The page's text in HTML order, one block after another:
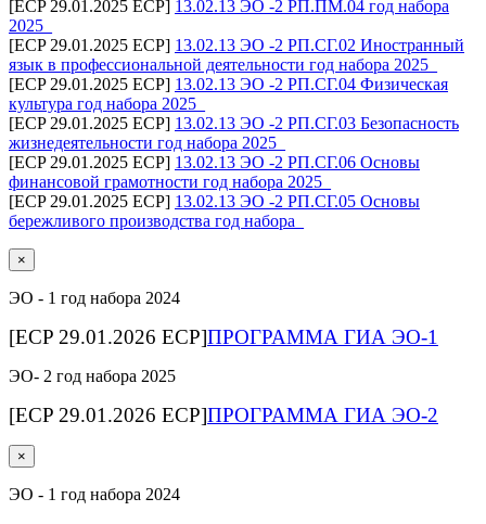
[ECP 29.01.2025 ECP] 13.02.13 ЭО -2 РП.ПМ.04 год набора
2025_
[ECP 29.01.2025 ECP] 13.02.13 ЭО -2 РП.СГ.02 Иностранный
язык в профессиональной деятельности год набора 2025_
[ECP 29.01.2025 ECP] 13.02.13 ЭО -2 РП.СГ.04 Физическая
культура год набора 2025_
[ECP 29.01.2025 ECP] 13.02.13 ЭО -2 РП.СГ.03 Безопасность
жизнедеятельности год набора 2025_
[ECP 29.01.2025 ECP] 13.02.13 ЭО -2 РП.СГ.06 Основы
финансовой грамотности год набора 2025_
[ECP 29.01.2025 ECP] 13.02.13 ЭО -2 РП.СГ.05 Основы
бережливого производства год набора_
×
ЭО - 1 год набора 2024
[ECP 29.01.2026 ECP]ПРОГРАММА ГИА ЭО-1
ЭО- 2 год набора 2025
[ECP 29.01.2026 ECP]ПРОГРАММА ГИА ЭО-2
×
ЭО - 1 год набора 2024